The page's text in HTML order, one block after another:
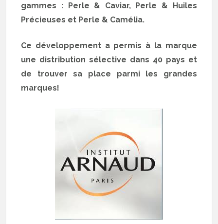
gammes : Perle & Caviar, Perle & Huiles
Précieuses et Perle & Camélia.
Ce développement a permis à la marque
une distribution sélective dans 40 pays et
de trouver sa place parmi les grandes
marques!